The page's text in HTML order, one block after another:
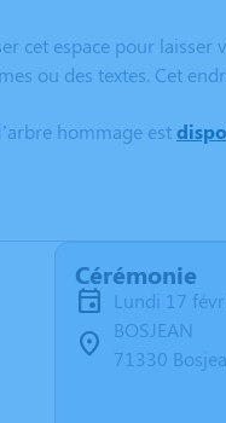
cet espace pour
ou des textes. Cet
hommage est
Cérémonie
lundi 17
BOSJEAN
71330